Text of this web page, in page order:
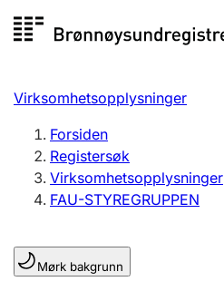
til
Registersøk
Aksjeselskap
Enkeltpersonforetak
Registrere, endre, slette
Lag og forening
Virksomhetsopplysninger
Forsiden
Registersøk
Virksomhetsopplysninger
FAU-STYREGRUPPEN
Mørk bakgrunn